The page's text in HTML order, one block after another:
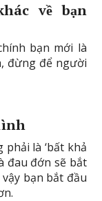
về bạn
bạn mới là
đừng để người
là ‘bất khả
đau đớn sẽ bắt
bạn bắt đầu